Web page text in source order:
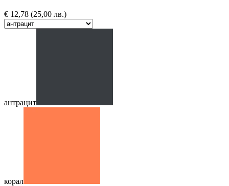
€ 12,78 (25,00 лв.)
антрацит
корал